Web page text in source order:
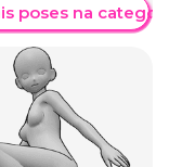
poses na